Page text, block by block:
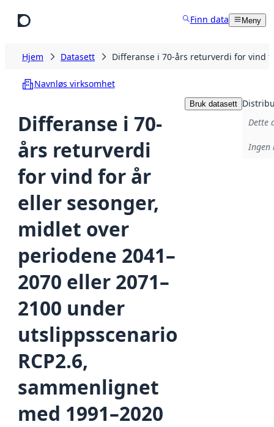
Finn data Meny
Hjem Datasett Differanse i 70-års returverdi for vind
Navnløs virksomhet
Differanse i 70-
års returverdi
for vind for år
eller sesonger,
midlet over
periodene 2041–
2070 eller 2071–
2100 under
utslippsscenario
RCP2.6,
sammenlignet
med 1991–2020
Bruk datasett
Dette
Ingen